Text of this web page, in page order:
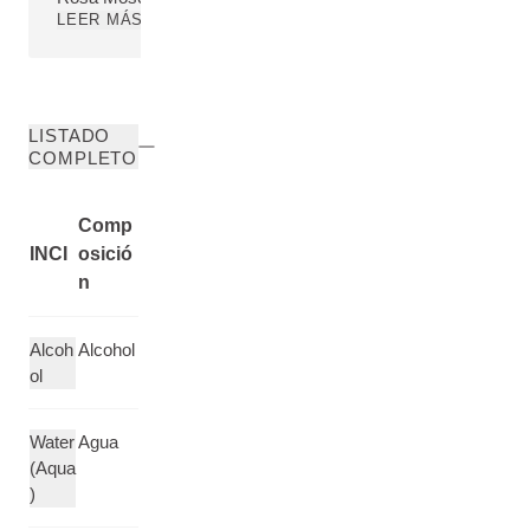
LEER MÁS
LISTADO
COMPLETO
INCI
Comp
osició
n
Alcoh
ol
Alcohol
Water
(Aqua
)
Agua